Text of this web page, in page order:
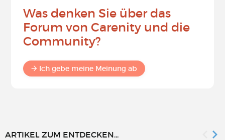
Was denken Sie über das
Forum von Carenity und die
Community?
Ich gebe meine Meinung ab
ARTIKEL ZUM ENTDECKEN...